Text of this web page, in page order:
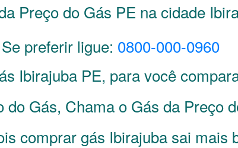
Preço do Gás PE na cidade
Se preferir ligue: 0800-000-0960
Ibirajuba PE, para você
Gás, Chama o Gás da Preço
comprar gás Ibirajuba sai mais